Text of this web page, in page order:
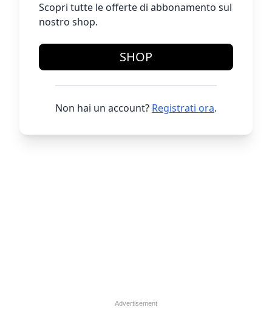
Scopri tutte le offerte di abbonamento sul
nostro shop.
SHOP
Non hai un account? Registrati ora.